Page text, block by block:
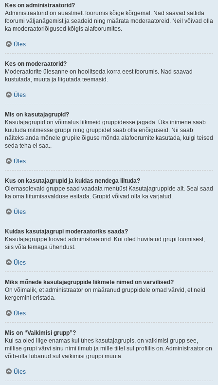
Kes on administraatorid?
Administraatorid on auastmelt foorumis kõige kõrgemal. Nad saavad sättida
foorumi väljanägemist ja seadeid ning määrata moderaatoreid. Neil võivad olla
ka moderaatoriõigused kõigis alafoorumites.
Üles
Kes on moderaatorid?
Moderaatorite ülesanne on hoolitseda korra eest foorumis. Nad saavad
kustutada, muuta ja liigutada teemasid.
Üles
Mis on kasutajagrupid?
Kasutajagrupid on võimalus liikmeid gruppidesse jagada. Üks inimene saab
kuuluda mitmesse gruppi ning gruppidel saab olla eriõiguseid. Nii saab
näiteks anda mõnele grupile õiguse mõnda alafoorumite kasutada, kuigi teised
seda teha ei saa..
Üles
Kus on kasutajagrupid ja kuidas nendega liituda?
Olemasolevaid gruppe saad vaadata menüüst Kasutajagruppide alt. Seal saad
ka oma liitumisavalduse esitada. Grupid võivad olla ka varjatud.
Üles
Kuidas kasutajagrupi moderaatoriks saada?
Kasutajagruppe loovad administraatorid. Kui oled huvitatud grupi loomisest,
siis võta temaga ühendust.
Üles
Miks mõnede kasutajagruppide liikmete nimed on värvilised?
On võimalik, et administraator on määranud gruppidele omad värvid, et neid
kergemini eristada.
Üles
Mis on “Vaikimisi grupp”?
Kui sa oled liige enamas kui ühes kasutajagrupis, on vaikimisi grupp see,
millise grupi värvi sinu nimi ilmub ja mille tiitel sul profiilis on. Administraator on
võib-olla lubanud sul vaikimisi gruppi muuta.
Üles